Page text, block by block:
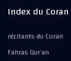
Index du Coran
récitants du Coran
Fahras Qur’an